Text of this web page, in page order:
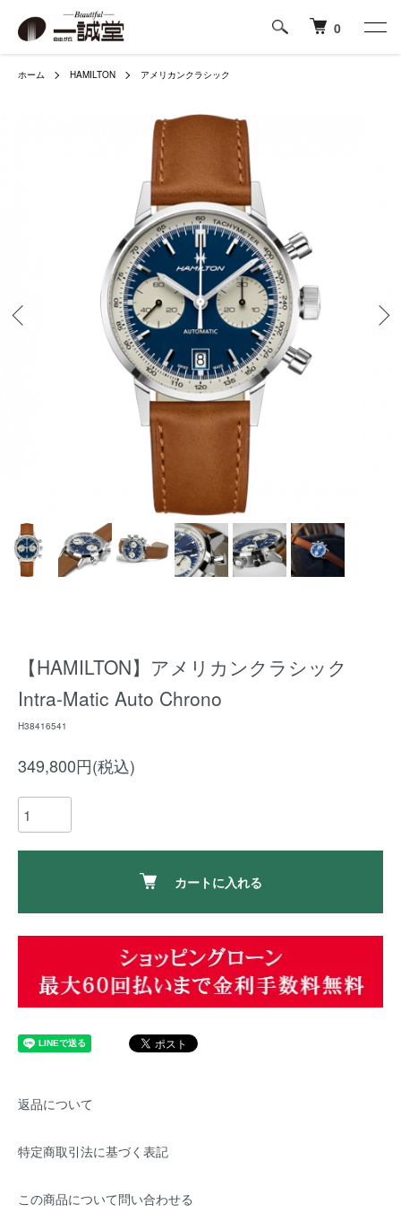
0
ホーム HAMILTON アメリカンクラシック
【HAMILTON】アメリカンクラシック
Intra-Matic Auto Chrono
H38416541
349,800円(税込)
カートに入れる
返品について
特定商取引法に基づく表記
この商品について問い合わせる